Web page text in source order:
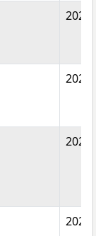
2022
2022
2022
2022